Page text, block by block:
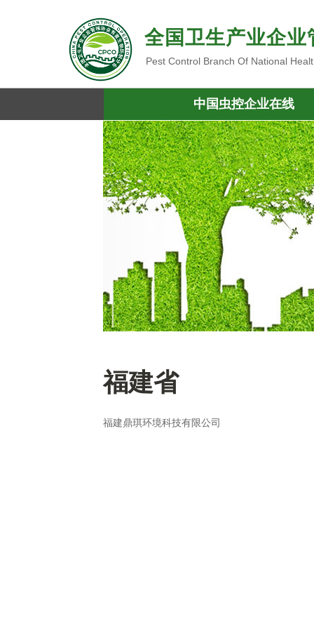
全国卫生产业企
Pest Control Branch Of National
中国虫控企业在线
福建省
福建鼎琪环境科技有限公司